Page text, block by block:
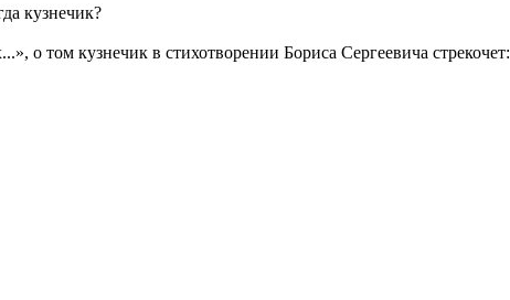
кузнечик?
о том кузнечик в стихотворении Бориса Сергеевича стрекочет: